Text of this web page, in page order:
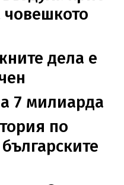
човешкото
дела е
7 милиарда
по